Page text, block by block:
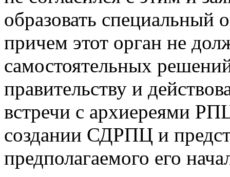
образовать специальный
причем этот орган не
самостоятельных
правительству и
встречи с архиереями
создании СДРПЦ и
предполагаемого его